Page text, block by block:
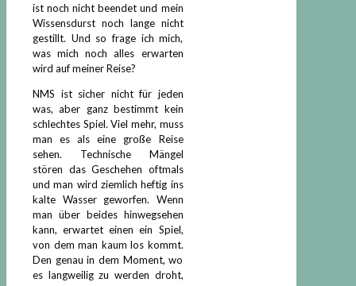
ist noch nicht beendet und mein
Wissensdurst noch lange nicht
gestillt. Und so frage ich mich,
was mich noch alles erwarten
wird auf meiner Reise?
NMS ist sicher nicht für jeden
was, aber ganz bestimmt kein
schlechtes Spiel. Viel mehr, muss
man es als eine große Reise
sehen. Technische Mängel
stören das Geschehen oftmals
und man wird ziemlich heftig ins
kalte Wasser geworfen. Wenn
man über beides hinwegsehen
kann, erwartet einen ein Spiel,
von dem man kaum los kommt.
Den genau in dem Moment, wo
es langweilig zu werden droht,